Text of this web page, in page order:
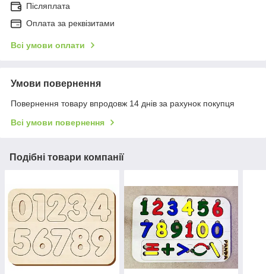
Післяплата
Оплата за реквізитами
Всі умови оплати
Умови повернення
Повернення товару впродовж 14 днів за рахунок покупця
Всі умови повернення
Подібні товари компанії